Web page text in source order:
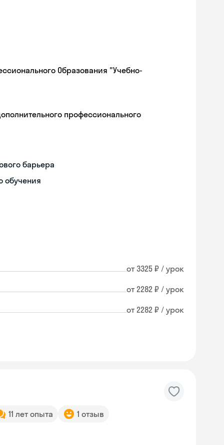
Образования "Учебно-
профессионального
барьера
обучения
от 3325 ₽ / урок
от 2282 ₽ / урок
от 2282 ₽ / урок
11 лет опыта 1 отзыв